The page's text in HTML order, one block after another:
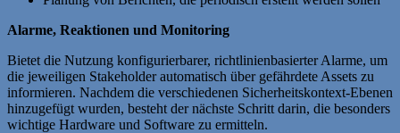
Alarme, Reaktionen und Monitoring
Bietet die Nutzung konfigurierbarer, richtlinienbasierter Alarme, um
die jeweiligen Stakeholder automatisch über gefährdete Assets zu
informieren. Nachdem die verschiedenen Sicherheitskontext-Ebenen
hinzugefügt wurden, besteht der nächste Schritt darin, die besonders
wichtige Hardware und Software zu ermitteln.